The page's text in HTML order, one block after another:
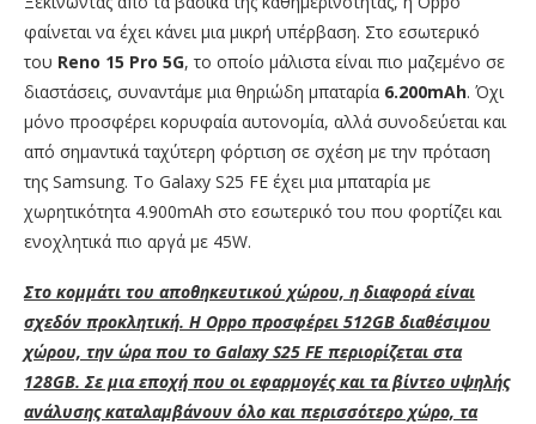
φαίνεται να έχει κάνει μια μικρή υπέρβαση. Στο εσωτερικό
του Reno 15 Pro 5G, το οποίο μάλιστα είναι πιο μαζεμένο σε
διαστάσεις, συναντάμε μια θηριώδη μπαταρία 6.200mAh. Όχι
μόνο προσφέρει κορυφαία αυτονομία, αλλά συνοδεύεται και
από σημαντικά ταχύτερη φόρτιση σε σχέση με την πρόταση
της Samsung. Το Galaxy S25 FE έχει μια μπαταρία με
χωρητικότητα 4.900mAh στο εσωτερικό του που φορτίζει και
ενοχλητικά πιο αργά με 45W.
Στο κομμάτι του αποθηκευτικού χώρου, η διαφορά είναι
σχεδόν προκλητική. Η Oppo προσφέρει 512GB διαθέσιμου
χώρου, την ώρα που το Galaxy S25 FE περιορίζεται στα
128GB. Σε μια εποχή που οι εφαρμογές και τα βίντεο υψηλής
ανάλυσης καταλαμβάνουν όλο και περισσότερο χώρο, τα